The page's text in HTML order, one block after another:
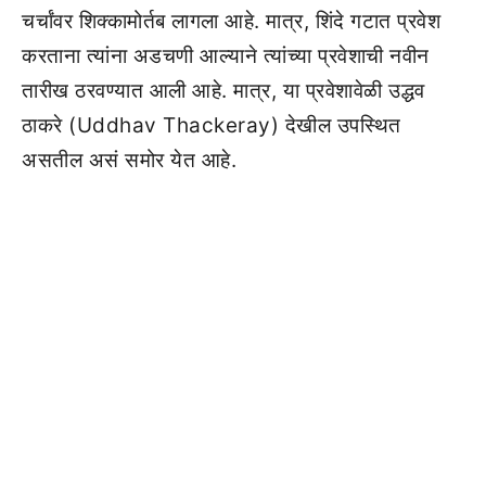
चर्चांवर शिक्कामोर्तब लागला आहे. मात्र, शिंदे गटात प्रवेश
करताना त्यांना अडचणी आल्याने त्यांच्या प्रवेशाची नवीन
तारीख ठरवण्यात आली आहे. मात्र, या प्रवेशावेळी उद्धव
ठाकरे (Uddhav Thackeray) देखील उपस्थित
असतील असं समोर येत आहे.